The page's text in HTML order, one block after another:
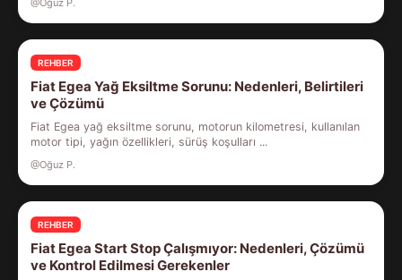
REHBER
Fiat Egea Yağ Eksiltme Sorunu: Nedenleri, Belirtileri
ve Çözümü
Fiat Egea yağ eksiltme sorunu, motorun kilometresi, kullanılan
motor tipi, yağın özellikleri, sürüş koşulları ...
@Oğuz P.
REHBER
Fiat Egea Start Stop Çalışmıyor: Nedenleri, Çözümü
ve Kontrol Edilmesi Gerekenler